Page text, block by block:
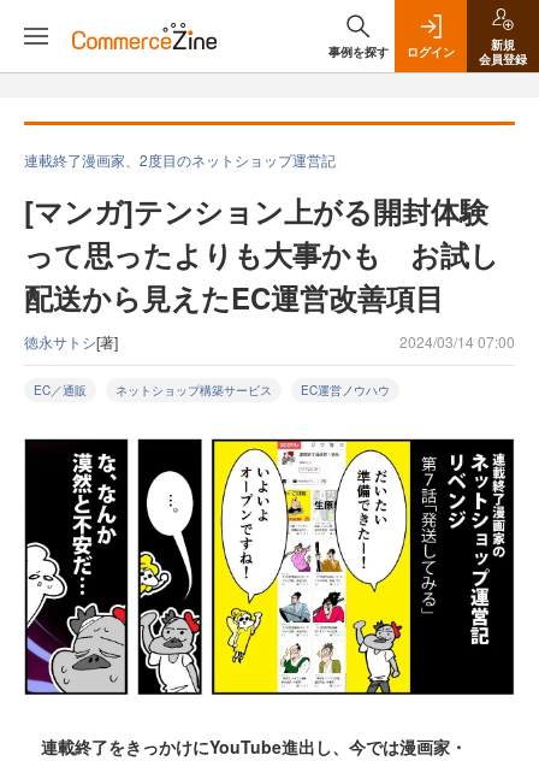
事例を探す ログイン
新規
会員登録
連載終了漫画家、2度目のネットショップ運営記
[マンガ]テンション上がる開封体験
って思ったよりも大事かも お試し
配送から見えたEC運営改善項目
徳永サトシ[著] 2024/03/14 07:00
EC／通販 ネットショップ構築サービス EC運営ノウハウ
連載終了をきっかけにYouTube進出し、今では漫画家・